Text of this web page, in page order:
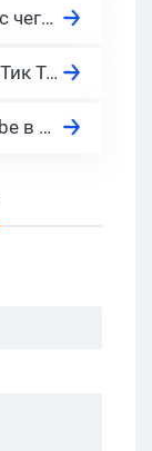
Хочу создать свою партнерку, с чего начать? 10 готовых платформ под партнерскую программу с ценами.
Уникализатор видео для ФБ и Тик Ток. Как бесплатно уникализировать видео креативы для Ютуб и других рекламных сетей
Заработок на партнерке YouTube в 2026: сколько платит Ютуб за 1000 просмотров?